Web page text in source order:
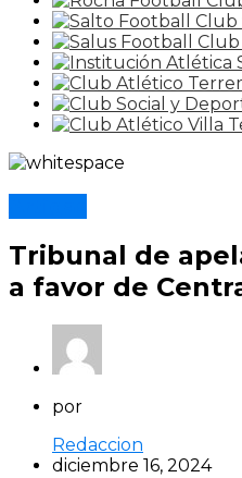
Tribunal de
a favor de
por
Redaccion
diciembre 16, 2024